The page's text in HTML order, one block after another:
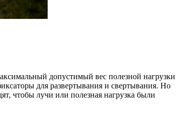
допустимый вес полезной нагрузки
для развертывания и свертывания. Но
чтобы лучи или полезная нагрузка были